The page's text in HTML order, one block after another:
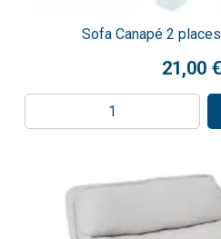
Sofa Canapé 2
21,00 €